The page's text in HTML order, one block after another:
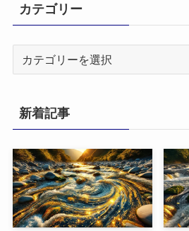
カテゴリー
リ
ー
新着記事